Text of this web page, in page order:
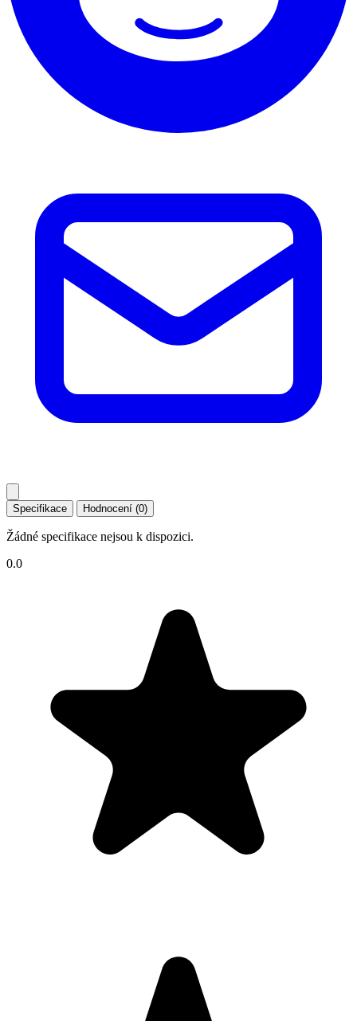
Specifikace Hodnocení (0)
Žádné specifikace nejsou k dispozici.
0.0